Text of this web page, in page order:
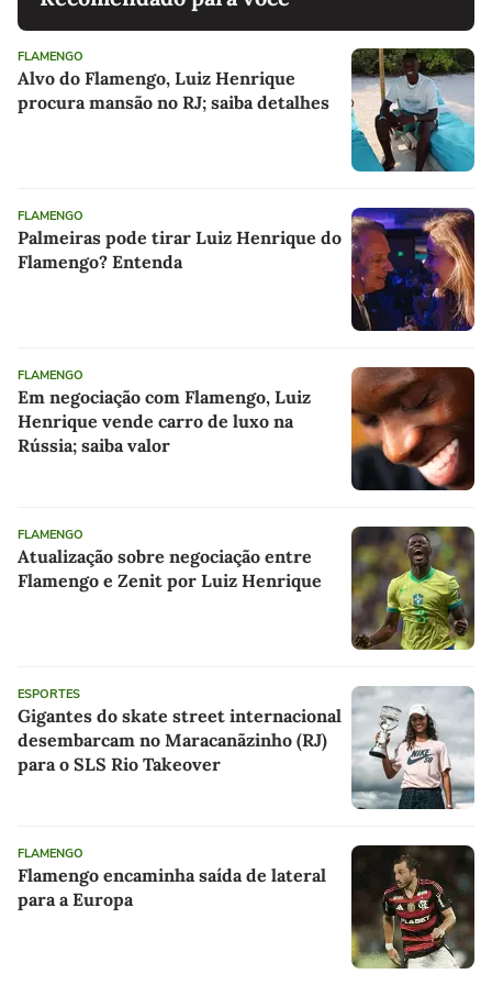
FLAMENGO
Alvo do Flamengo, Luiz Henrique
procura mansão no RJ; saiba detalhes
FLAMENGO
Palmeiras pode tirar Luiz Henrique do
Flamengo? Entenda
FLAMENGO
Em negociação com Flamengo, Luiz
Henrique vende carro de luxo na
Rússia; saiba valor
FLAMENGO
Atualização sobre negociação entre
Flamengo e Zenit por Luiz Henrique
ESPORTES
Gigantes do skate street internacional
desembarcam no Maracanãzinho (RJ)
para o SLS Rio Takeover
FLAMENGO
Flamengo encaminha saída de lateral
para a Europa